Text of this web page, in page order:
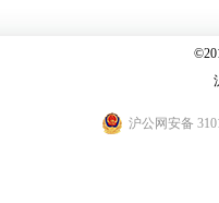
沪公网安备